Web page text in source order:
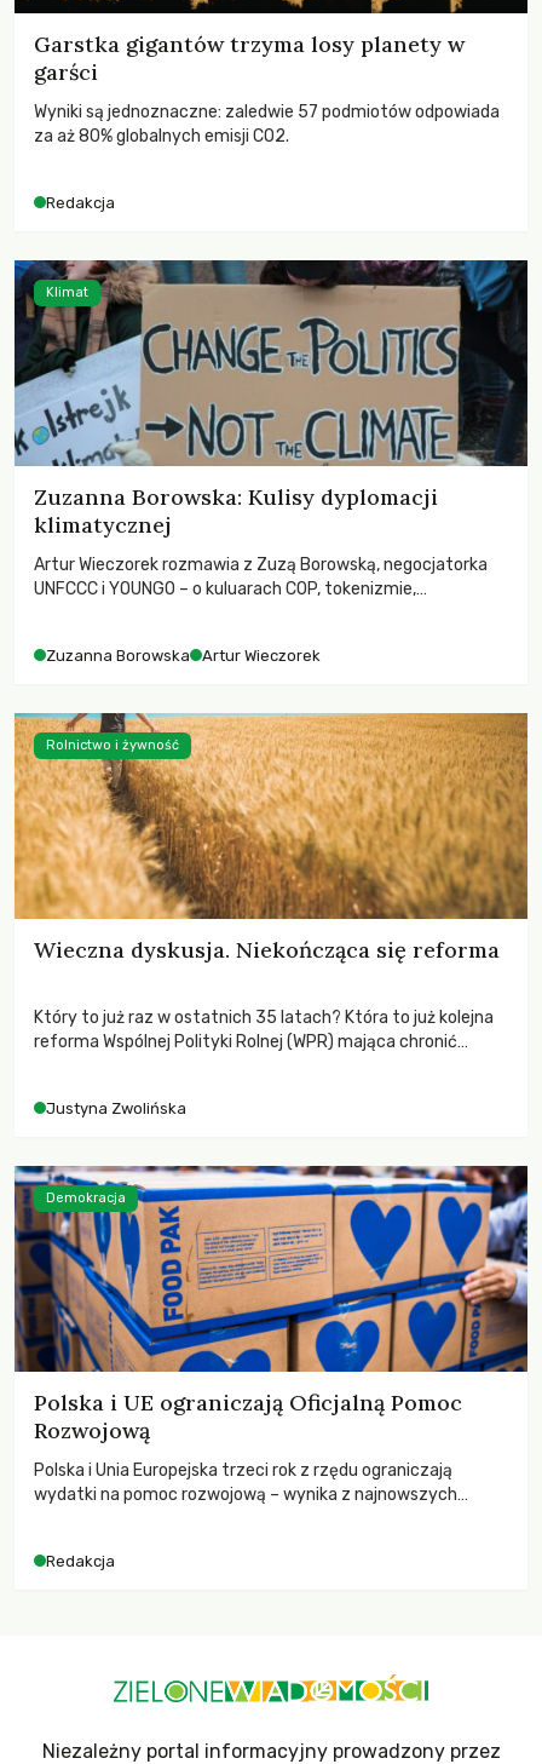
Garstka gigantów trzyma losy planety w
garści
Wyniki są jednoznaczne: zaledwie 57 podmiotów odpowiada
za aż 80% globalnych emisji CO2.
Redakcja
Zuzanna Borowska: Kulisy dyplomacji
klimatycznej
Artur Wieczorek rozmawia z Zuzą Borowską, negocjatorka
UNFCCC i YOUNGO – o kuluarach COP, tokenizmie,
Zuzanna Borowska Artur Wieczorek
Klimat
Wieczna dyskusja. Niekończąca się reforma
Który to już raz w ostatnich 35 latach? Która to już kolejna
reforma Wspólnej Polityki Rolnej (WPR) mająca chronić
Justyna Zwolińska
Rolnictwo i żywność
Polska i UE ograniczają Oficjalną Pomoc
Rozwojową
Polska i Unia Europejska trzeci rok z rzędu ograniczają
wydatki na pomoc rozwojową – wynika z najnowszych
odnotowano największe tąpnięcie ODA w historii. Jakie będą
Redakcja
Demokracja
Niezależny portal informacyjny prowadzony przez